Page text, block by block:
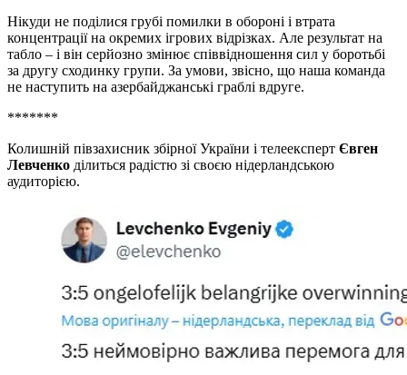
Нікуди не поділися грубі помилки в обороні і втрата
концентрації на окремих ігрових відрізках. Але результат на
табло – і він серйозно змінює співвідношення сил у боротьбі
за другу сходинку групи. За умови, звісно, що наша команда
не наступить на азербайджанські граблі вдруге.
*******
Колишній півзахисник збірної України і телеексперт Євген
Левченко ділиться радістю зі своєю нідерландською
аудиторією.